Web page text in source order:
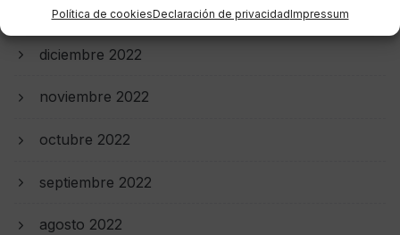
Política de cookiesDeclaración de privacidadImpressum
enero 2023
diciembre 2022
noviembre 2022
octubre 2022
septiembre 2022
agosto 2022